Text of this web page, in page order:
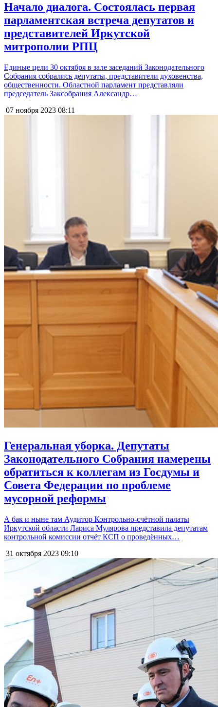
Начало диалога. Состоялась первая
парламентская встреча депутатов и
представителей Иркутской
митрополии РПЦ
Единые цели 30 октября в зале заседаний Законодательного
Собрания собрались депутаты, представители духовенства,
общественности. Областной парламент представляли
председатель Заксобрания Александр…
07 ноября 2023 08:11
Генеральная уборка. Депутаты
Законодательного Собрания намерены
обратиться к коллегам из Госдумы и
Совета Федерации по проблеме
мусорной реформы
А бак и ныне там Аудитор Контрольно-счётной палаты
Иркутской области Лариса Мулярова представила депутатам
контрольной комиссии отчёт КСП о проведённых…
31 октября 2023 09:10